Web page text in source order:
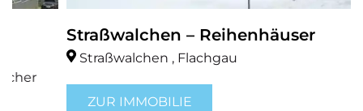
Straßwalchen – Reihenhäuser
Straßwalchen , Flachgau
ZUR IMMOBILIE